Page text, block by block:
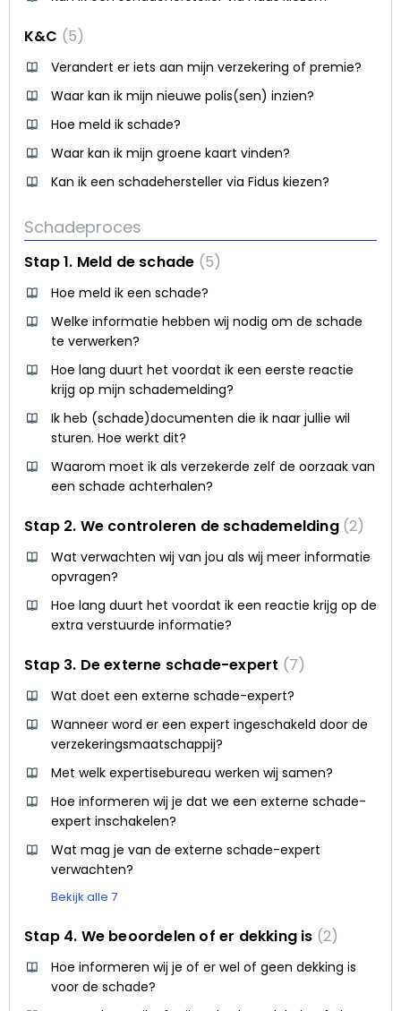
K&C 5
Verandert er iets aan mijn verzekering of premie?
Waar kan ik mijn nieuwe polis(sen) inzien?
Hoe meld ik schade?
Waar kan ik mijn groene kaart vinden?
Kan ik een schadehersteller via Fidus kiezen?
Schadeproces
Stap 1. Meld de schade 5
Hoe meld ik een schade?
Welke informatie hebben wij nodig om de schade
te verwerken?
Hoe lang duurt het voordat ik een eerste reactie
krijg op mijn schademelding?
Ik heb (schade)documenten die ik naar jullie wil
sturen. Hoe werkt dit?
Waarom moet ik als verzekerde zelf de oorzaak van
een schade achterhalen?
Stap 2. We controleren de schademelding 2
Wat verwachten wij van jou als wij meer informatie
opvragen?
Hoe lang duurt het voordat ik een reactie krijg op de
extra verstuurde informatie?
Stap 3. De externe schade-expert 7
Wat doet een externe schade-expert?
Wanneer word er een expert ingeschakeld door de
verzekeringsmaatschappij?
Met welk expertisebureau werken wij samen?
Hoe informeren wij je dat we een externe schade-
expert inschakelen?
Wat mag je van de externe schade-expert
verwachten?
Bekijk alle 7
Stap 4. We beoordelen of er dekking is 2
Hoe informeren wij je of er wel of geen dekking is
voor de schade?